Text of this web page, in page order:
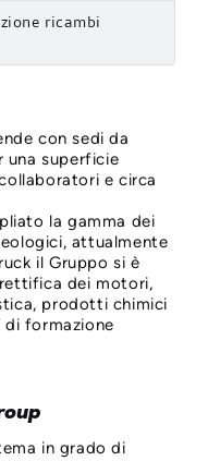
ricambi
con sedi da
una superficie
e circa
la gamma dei
attualmente
il Gruppo si è
dei motori,
prodotti chimici
formazione
in grado di